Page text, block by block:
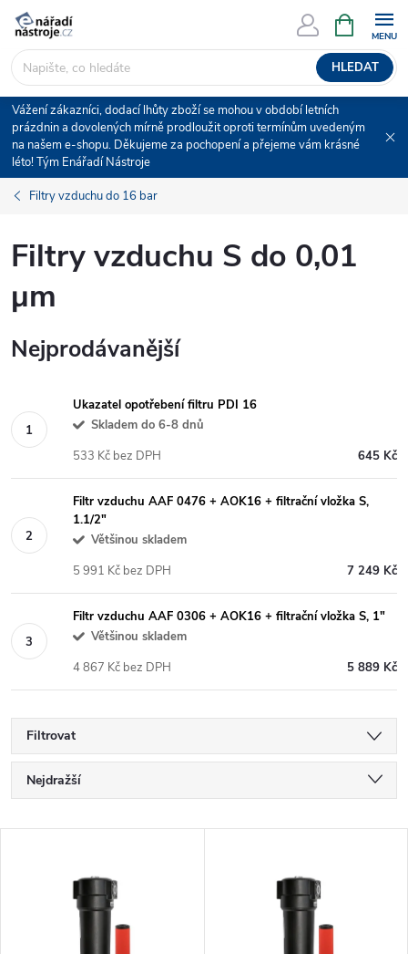
Přejít
obsah
HLEDAT
NÁKUPNÍ
KOŠÍK
Vážení zákazníci, dodací lhůty zboží se mohou v období letních
prázdnin a dovolených mírně prodloužit oproti termínům uvedeným
na našem e-shopu. Děkujeme za pochopení a přejeme vám krásné
léto! Tým Enářadí Nástroje
Filtry vzduchu do 16 bar
Filtry vzduchu S do 0,01
μm
Nejprodávanější
Ukazatel opotřebení filtru PDI 16
Skladem do 6-8 dnů
645 Kč
533 Kč bez DPH
Filtr vzduchu AAF 0476 + AOK16 + filtrační vložka S,
1.1/2"
Většinou skladem
7 249 Kč
5 991 Kč bez DPH
Filtr vzduchu AAF 0306 + AOK16 + filtrační vložka S, 1"
Většinou skladem
5 889 Kč
4 867 Kč bez DPH
Filtrovat
Ř
a
Nejdražší